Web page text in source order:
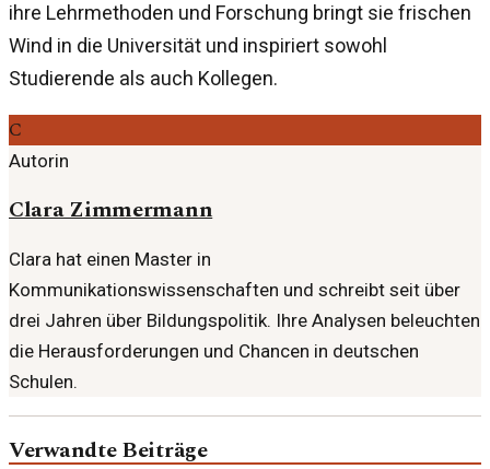
ihre Lehrmethoden und Forschung bringt sie frischen
Wind in die Universität und inspiriert sowohl
Studierende als auch Kollegen.
C
Autorin
Clara Zimmermann
Clara hat einen Master in
Kommunikationswissenschaften und schreibt seit über
drei Jahren über Bildungspolitik. Ihre Analysen beleuchten
die Herausforderungen und Chancen in deutschen
Schulen.
Verwandte Beiträge